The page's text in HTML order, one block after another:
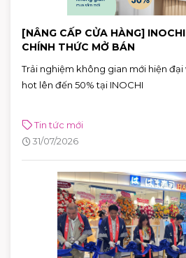
[NÂNG CẤP CỬA HÀNG]
CHÍNH THỨC MỞ BÁN
Trải nghiệm không gian mới hiện đại
hot lên đến 50% tại INOCHI
Tin tức mới
31/07/2026